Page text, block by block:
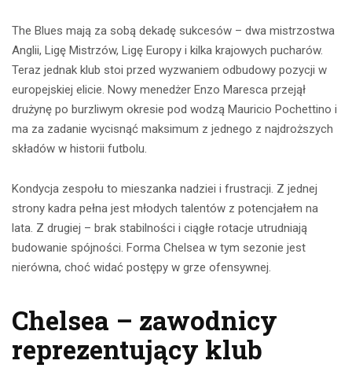
The Blues mają za sobą dekadę sukcesów – dwa mistrzostwa
Anglii, Ligę Mistrzów, Ligę Europy i kilka krajowych pucharów.
Teraz jednak klub stoi przed wyzwaniem odbudowy pozycji w
europejskiej elicie. Nowy menedżer Enzo Maresca przejął
drużynę po burzliwym okresie pod wodzą Mauricio Pochettino i
ma za zadanie wycisnąć maksimum z jednego z najdroższych
składów w historii futbolu.
Kondycja zespołu to mieszanka nadziei i frustracji. Z jednej
strony kadra pełna jest młodych talentów z potencjałem na
lata. Z drugiej – brak stabilności i ciągłe rotacje utrudniają
budowanie spójności. Forma Chelsea w tym sezonie jest
nierówna, choć widać postępy w grze ofensywnej.
Chelsea – zawodnicy
reprezentujący klub